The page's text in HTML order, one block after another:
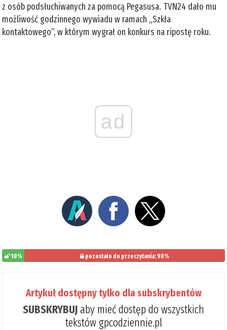
z osób podsłuchiwanych za pomocą Pegasusa. TVN24 dało mu
możliwość godzinnego wywiadu w ramach „Szkła
kontaktowego”, w którym wygrał on konkurs na ripostę roku.
ad
10% pozostało do przeczytania: 90%
Artykuł dostępny tylko dla subskrybentów
SUBSKRYBUJaby mieć dostęp do wszystkich
tekstów gpcodziennie.pl